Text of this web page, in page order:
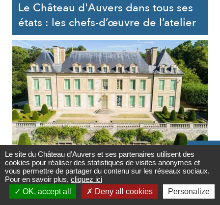
Contact

Newsletter
Le Château d'Auvers dans tous ses
états : les chefs-d’œuvre de l’atelier
CHÂTEAU
27/05/2020
Le Château d'Auvers dans tous ses
Le site du Château d’Auvers et ses partenaires utilisent des
cookies pour réaliser des statistiques de visites anonymes et
vous permettre de partager du contenu sur les réseaux sociaux.
Pour en savoir plus, cliquez ici
OK, accept all
Deny all cookies Personalize